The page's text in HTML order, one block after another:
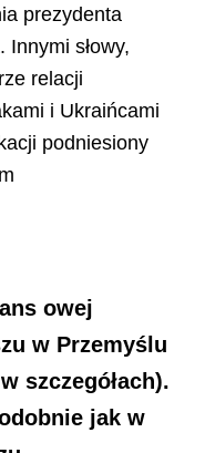
prezydenta
słowy,
relacji
i Ukraińcami
podniesiony
owej
w Przemyślu
szczegółach).
jak w